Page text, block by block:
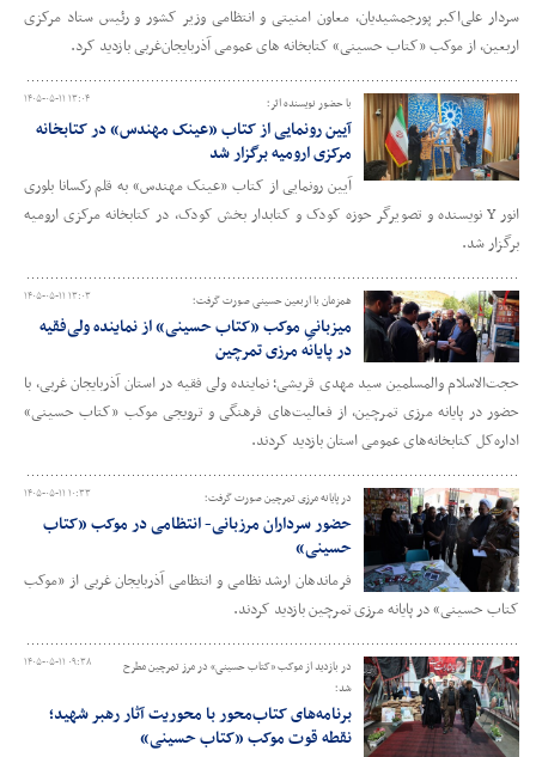
سردار علی‌اکبر پورجمشیدیان، معاون امنیتی و انتظامی وزیر کشور و رئیس ستاد مرکزی
اربعین، از موکب «کتاب حسینی» کتابخانه های عمومی آذربایجان‌غربی بازدید کرد.
۱۴۰۵-۰۵-۱۱ ۱۳:۰۴ با حضور نویسنده اثر؛
آیین رونمایی از کتاب «عینک مهندس» در کتابخانه
مرکزی ارومیه برگزار شد
آیین رونمایی از کتاب «عینک مهندس» به قلم رکسانا بلوری
انور Y نویسنده و تصویرگر حوزه کودک و کتابدار بخش کودک، در کتابخانه مرکزی ارومیه
برگزار شد.
۱۴۰۵-۰۵-۱۱ ۱۳:۰۳ همزمان با اربعین حسینی صورت گرفت؛
میزبانیِ موکب «کتاب حسینی» از نماینده ولی‌فقیه
در پایانه مرزی تمرچین
حجت‌الاسلام والمسلمین سید مهدی قریشی؛ نماینده ولی‌ فقیه در استان آذربایجان‌ غربی، با
حضور در پایانه مرزی تمرچین، از فعالیت‌های فرهنگی و ترویجی موکب «کتاب حسینی»
اداره‌کل کتابخانه‌های عمومی استان بازدید کردند.
۱۴۰۵-۰۵-۱۱ ۱۰:۳۳ در پایانه مرزی تمرچین صورت گرفت؛
حضور سرداران مرزبانی- انتظامی در موکب «کتاب
حسینی»
فرماندهان ارشد نظامی و انتظامی آذربایجان‌ غربی از «موکب
کتاب حسینی» در پایانه مرزی تمرچین بازدید کردند.
۱۴۰۵-۰۵-۱۱ ۰۹:۳۸
در بازدید از موکب «کتاب حسینی» در مرز تمرچین مطرح
شد؛
برنامه‌های کتاب‌محور با محوریت آثار رهبر شهید؛
نقطه قوت موکب «کتاب حسینی»